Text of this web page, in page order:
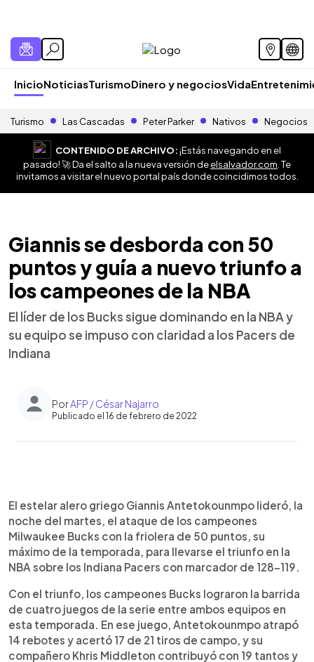
InicioNoticiasTurismoDinero y negociosVida
Turismo Las Cascadas Peter Parker Nativos Negocios
CONTENIDO DE ARCHIVO:¡Estás navegando en el
pasado! 🚀 Da el salto a la nueva versión deelsalvador.com . Te
invitamos a visitar el nuevo portal país donde coincidimos todos.
Giannis se desborda con 50
puntos y guía a nuevo triunfo a
los campeones de la NBA
El líder de los Bucks sigue dominando en la NBA y
su equipo se impuso con claridad a los Pacers de
Indiana
PorAFP / César Najarro
Publicado el 16 de febrero de 2022
► Escuchar artículo
El estelar alero griego Giannis Antetokounmpo lideró, la
noche del martes, el ataque de los campeones
Milwaukee Bucks con la friolera de 50 puntos, su
máximo de la temporada, para llevarse el triunfo en la
NBA sobre los Indiana Pacers con marcador de 128-119.
Con el triunfo, los campeones Bucks lograron la barrida
de cuatro juegos de la serie entre ambos equipos en
esta temporada. En ese juego, Antetokounmpo atrapó
14 rebotes y acertó 17 de 21 tiros de campo, y su
compañero Khris Middleton contribuyó con 19 tantos y